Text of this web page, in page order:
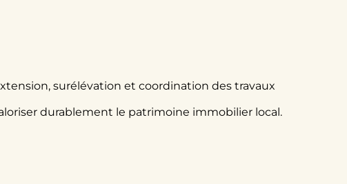
surélévation et coordination des travaux
durablement le patrimoine immobilier local.